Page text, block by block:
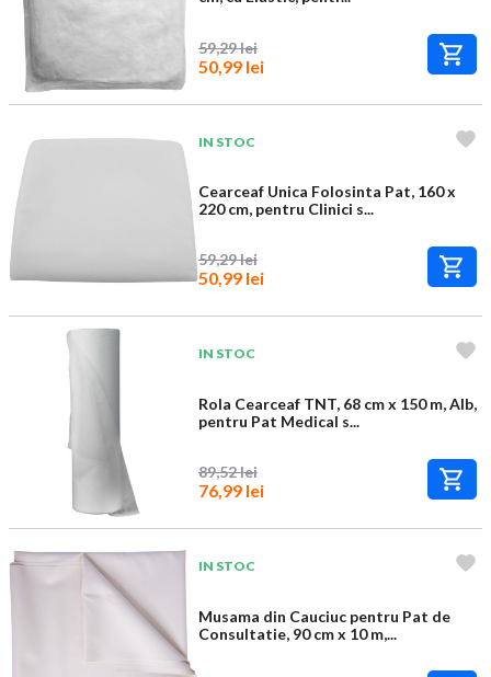
59,29 lei
50,99 lei
IN STOC
Cearceaf Unica Folosinta Pat, 160 x
220 cm, pentru Clinici s...
59,29 lei
50,99 lei
IN STOC
Rola Cearceaf TNT, 68 cm x 150 m, Alb,
pentru Pat Medical s...
89,52 lei
76,99 lei
IN STOC
Musama din Cauciuc pentru Pat de
Consultatie, 90 cm x 10 m,...